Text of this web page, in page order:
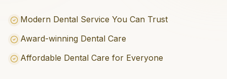
Modern Dental Service You Can Trust
Award-winning Dental Care
Affordable Dental Care for Everyone